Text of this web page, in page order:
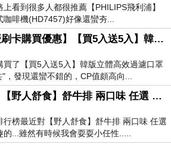
上看到很多人都很推薦【PHILIPS飛利浦】
咖啡機(HD7457)好像還蠻夯...
【周年慶刷卡購買優惠】【買5入送5入】韓版立體高效過濾口罩(5入-組) 共- 購買折扣
買了【買5入送5入】韓版立體高效過濾口罩
，發現還蠻不錯的，CP值頗高向...
【最新】【野人舒食】舒牛排 兩口味 任選 推薦產品過年送禮推薦
行榜最近對【野人舒食】舒牛排 兩口味 任選
的...雖然有時候我會耍耍小任性.....